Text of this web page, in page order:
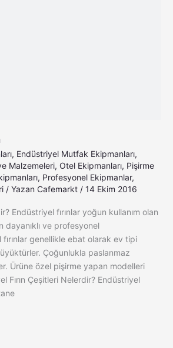
, Endüstriyel Mutfak Ekipmanları,
Malzemeleri, Otel Ekipmanları, Pişirme
, Profesyonel Ekipmanlar,
/ Yazan Cafemarkt / 14 Ekim 2016
Endüstriyel fırınlar yoğun kullanım olan
dayanıklı ve profesyonel
fırınlar genellikle ebat olarak ev tipi
Çoğunlukla paslanmaz
Ürüne özel pişirme yapan modelleri
Fırın Çeşitleri Nelerdir? Endüstriyel